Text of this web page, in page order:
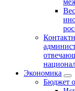
Экономика
Бюджет